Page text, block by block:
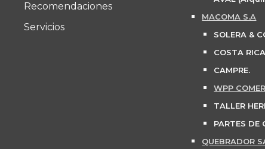
Recomendaciones
Servicios
MACOMA S.A
SOLERA &
COSTA
CAMPRE.
WPP
TALLER
PARTES DE
QUEBRADOR